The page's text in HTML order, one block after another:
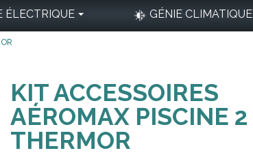
ÉLECTRIQUE GÉNIE CLIMATIQUE
KIT ACCESSOIRES
AÉROMAX PISCINE 2
THERMOR